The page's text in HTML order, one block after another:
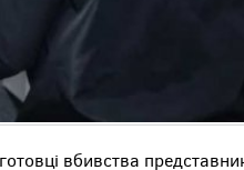
вбивства